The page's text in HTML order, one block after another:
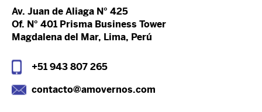
Av. Juan de Aliaga N° 425
Of. N° 401 Prisma Business Tower
Magdalena del Mar, Lima, Perú
+51 943 807 265
contacto@amovernos.com